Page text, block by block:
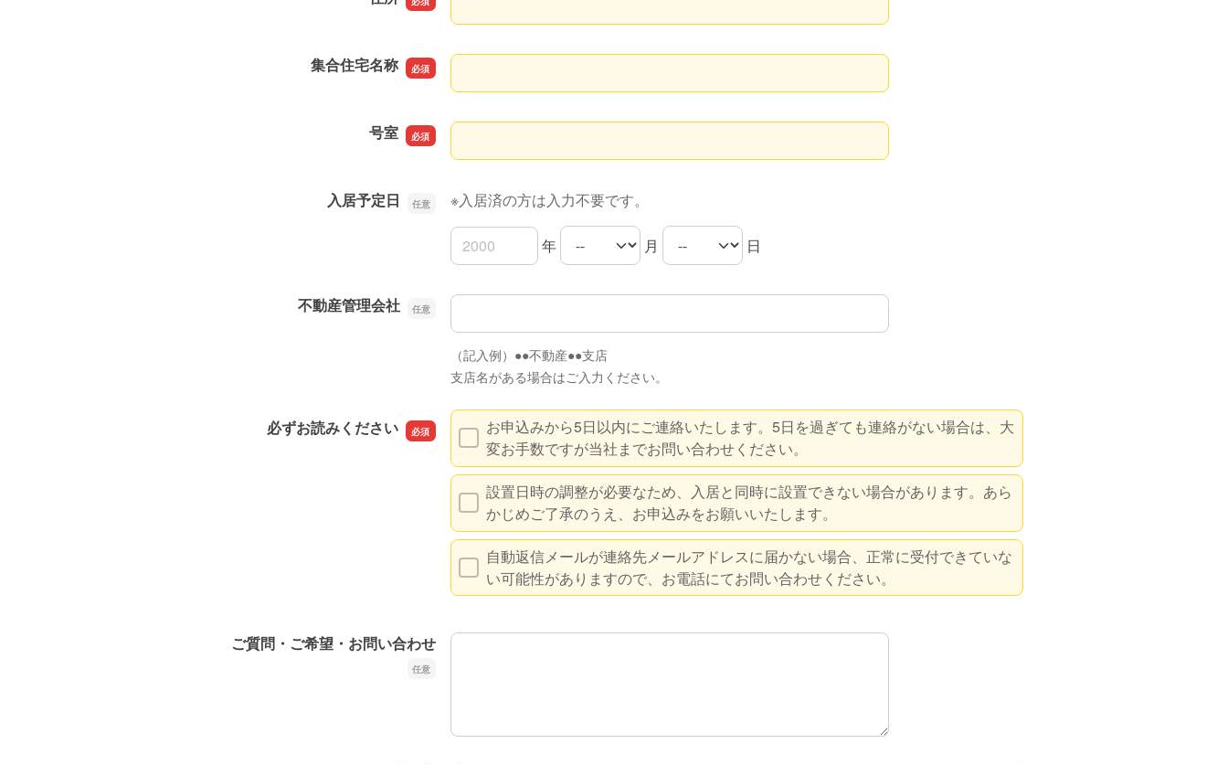
集合住宅名称 集合住宅名称
号室 号室
入居予定日 ※入居済の方は入力不要です。
入居予定日の年
年
入居予定日の月 月
入居予定日の日 日
不動産管理会社 不動産管理会社
（記入例）●●不動産●●支店
支店名がある場合はご入力ください。
必ずお読みください
お申込みから5日以内にご連絡いたします。5日を過ぎても連絡がない場合は、大
変お手数ですが当社までお問い合わせください。
設置日時の調整が必要なため、入居と同時に設置できない場合があります。あら
かじめご了承のうえ、お申込みをお願いいたします。
自動返信メールが連絡先メールアドレスに届かない場合、正常に受付できていな
い可能性がありますので、お電話にてお問い合わせください。
ご質問・ご希望・お問い合わせ ご質問・ご希望・お問い合わせ